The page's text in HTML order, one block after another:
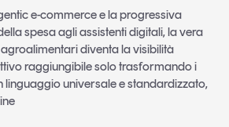
e-commerce e la progressiva
spesa agli assistenti digitali, la vera
diventa la visibilità
raggiungibile solo trasformando i
linguaggio universale e standardizzato,